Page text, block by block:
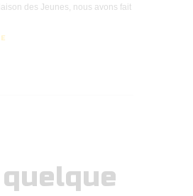
des Jeunes, nous avons fait